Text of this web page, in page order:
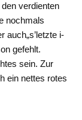
verdienten
nochmals
auch„s’letzte i-
gefehlt.
sein. Zur
ein nettes rotes